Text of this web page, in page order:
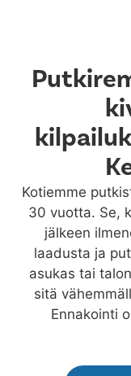
Kotiemme
30 vuotta. Se,
jälkeen
laadusta ja
asukas tai
sitä
Ennakointi